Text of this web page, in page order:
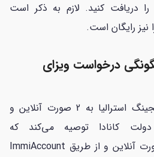
را دریافت کنید. لازم به ذکر است
نیز رایگان است.
درخواست ویزای
نحوه درخواست ویزای بریجینگ استرالیا به 2 صورت آنلاین و
کانادا توصیه می‌کند که
درخواست‌های خود را به‌صورت آنلاین و از طریق ImmiAccount